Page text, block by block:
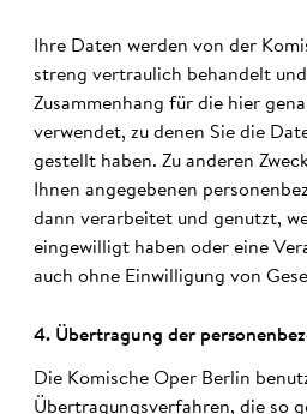
Ihre Daten werden von der
streng vertraulich behandelt
Zusammenhang für die hier
verwendet, zu denen Sie die
gestellt haben. Zu anderen
Ihnen angegebenen
dann verarbeitet und genutzt,
eingewilligt haben oder eine
auch ohne Einwilligung von
4. Über­tra­gung der
Die Komische Oper Berlin
Übertragungsverfahren, die so